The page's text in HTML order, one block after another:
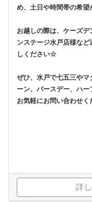
め、土日や時間帯の希望
お越しの際は、ケーズ
ンステージ水戸店様な
しください☆
ぜひ、水戸で七五三や
ーン、バースデー、ハ
お気軽にお問い合わせく
詳